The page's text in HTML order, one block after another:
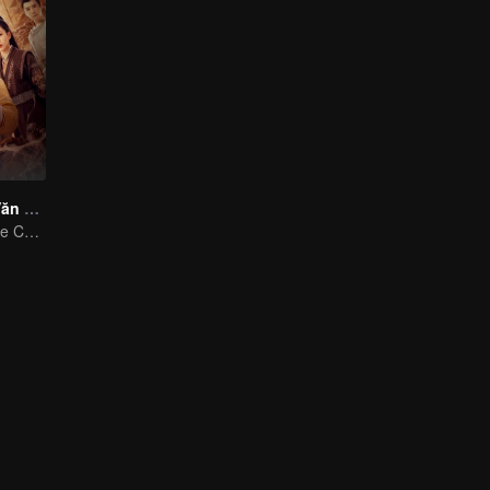
Trường An Bí Văn Lục
Frequent Strange Cases in Chang'an! Only For The Daring People